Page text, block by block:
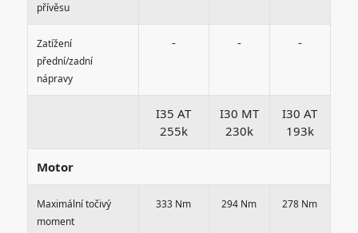
přívěsu
Zatížení
přední/zadní
nápravy
- - -
I35 AT
255k
I30 MT
230k
I30 AT
193k
Motor
Maximální točivý
moment
333 Nm 294 Nm 278 Nm